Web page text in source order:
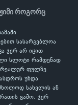
როგორც
სასარგებლოა
ჯერ არ იცით
სლოტი რამდენად
ფულზე
უნდა
სახელის ან
გამო. ჯერ